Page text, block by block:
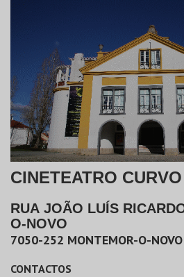
PRODUTOS
CINETEATRO
RUA JOÃO LUÍS
O-NOVO
7050-252 MONTEMOR-O-NOVO
CONTACTOS